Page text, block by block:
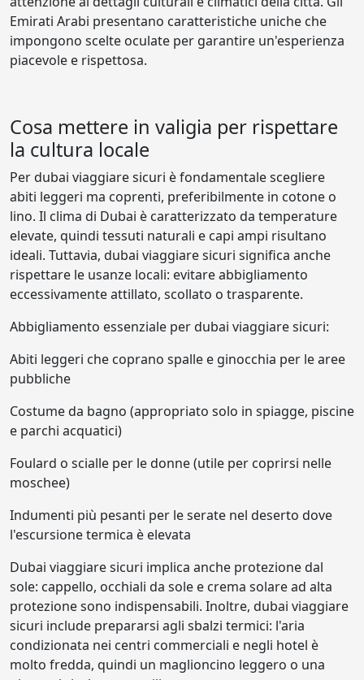
Emirati Arabi presentano caratteristiche uniche che
impongono scelte oculate per garantire un'esperienza
piacevole e rispettosa.
Cosa mettere in valigia per rispettare
la cultura locale
Per dubai viaggiare sicuri è fondamentale scegliere
abiti leggeri ma coprenti, preferibilmente in cotone o
lino. Il clima di Dubai è caratterizzato da temperature
elevate, quindi tessuti naturali e capi ampi risultano
ideali. Tuttavia, dubai viaggiare sicuri significa anche
rispettare le usanze locali: evitare abbigliamento
eccessivamente attillato, scollato o trasparente.
Abbigliamento essenziale per dubai viaggiare sicuri:
Abiti leggeri che coprano spalle e ginocchia per le aree
pubbliche
Costume da bagno (appropriato solo in spiagge, piscine
e parchi acquatici)
Foulard o scialle per le donne (utile per coprirsi nelle
moschee)
Indumenti più pesanti per le serate nel deserto dove
l'escursione termica è elevata
Dubai viaggiare sicuri implica anche protezione dal
sole: cappello, occhiali da sole e crema solare ad alta
protezione sono indispensabili. Inoltre, dubai viaggiare
sicuri include prepararsi agli sbalzi termici: l'aria
condizionata nei centri commerciali e negli hotel è
molto fredda, quindi un maglioncino leggero o una